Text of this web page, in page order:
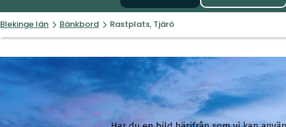
Blekinge län Bänkbord Rastplats, Tjärö